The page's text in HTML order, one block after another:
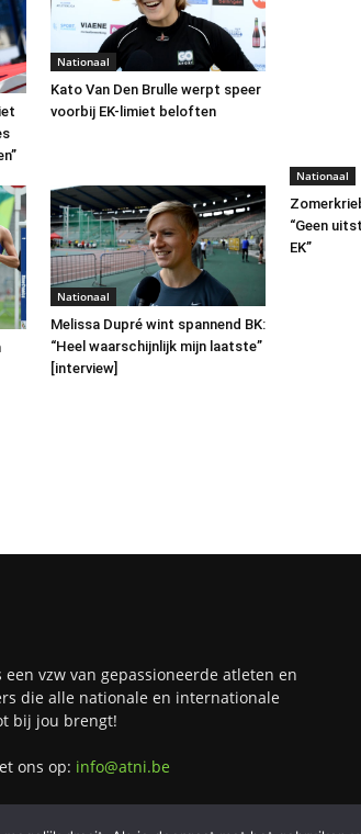
Nationaal
Kato Van Den Brulle werpt speer
voorbij EK-limiet beloften
Nationaal
Melissa Dupré wint spannend BK:
“Heel waarschijnlijk mijn laatste”
[interview]
Nationaal
“Geen
EK”
vzw van gepassioneerde atleten en
die alle nationale en internationale
bij jou brengt!
ons op: info@atni.be